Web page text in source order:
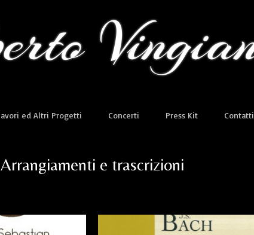
ed Altri Progetti Concerti Press Kit Contatti
Arrangiamenti e trascrizioni